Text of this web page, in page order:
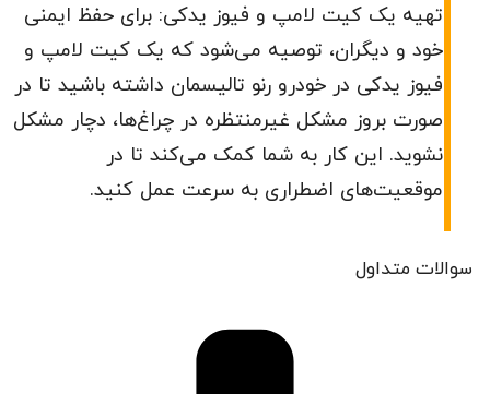
تهیه یک کیت لامپ و فیوز یدکی: برای حفظ ایمنی
خود و دیگران، توصیه می‌شود که یک کیت لامپ و
فیوز یدکی در خودرو رنو تالیسمان داشته باشید تا در
صورت بروز مشکل غیرمنتظره در چراغ‌ها، دچار مشکل
نشوید. این کار به شما کمک می‌کند تا در
موقعیت‌های اضطراری به سرعت عمل کنید.
سوالات متداول